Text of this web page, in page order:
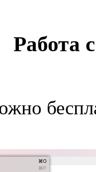
Работа